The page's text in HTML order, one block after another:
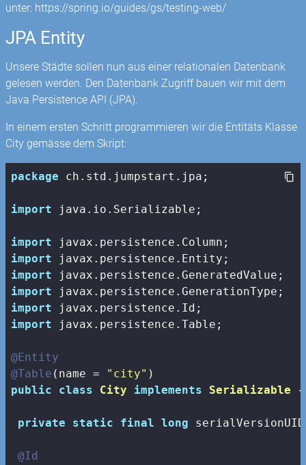
unter: https://spring.io/guides/gs/testing-web/
JPA Entity
Unsere Städte sollen nun aus einer relationalen Datenbank
gelesen werden. Den Datenbank Zugriff bauen wir mit dem
Java Persistence API (JPA).
In einem ersten Schritt programmieren wir die Entitäts Klasse
City gemässe dem Skript:
package ch.std.jumpstart.jpa;
import java.io.Serializable;
import
import
import
import
import
import javax.persistence.Table;
@Entity
@Table (name = "city"
public
class City implements Serializable {
private static final long
@Id